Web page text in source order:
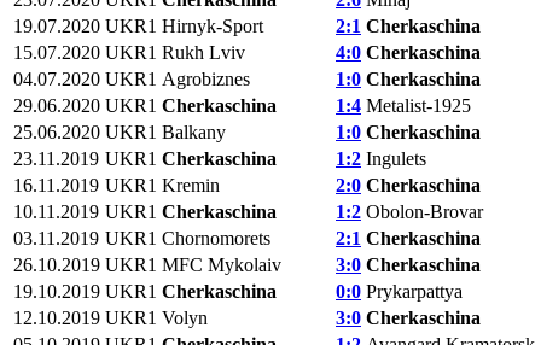
19.07.2020 UKR1 Hirnyk-Sport 2:1 Cherkaschina
15.07.2020 UKR1 Rukh Lviv 4:0 Cherkaschina
04.07.2020 UKR1 Agrobiznes 1:0 Cherkaschina
29.06.2020 UKR1 Cherkaschina 1:4 Metalist-1925
25.06.2020 UKR1 Balkany 1:0 Cherkaschina
23.11.2019 UKR1 Cherkaschina 1:2 Ingulets
16.11.2019 UKR1 Kremin 2:0 Cherkaschina
10.11.2019 UKR1 Cherkaschina 1:2 Obolon-Brovar
03.11.2019 UKR1 Chornomorets 2:1 Cherkaschina
26.10.2019 UKR1 MFC Mykolaiv 3:0 Cherkaschina
19.10.2019 UKR1 Cherkaschina 0:0 Prykarpattya
12.10.2019 UKR1 Volyn 3:0 Cherkaschina